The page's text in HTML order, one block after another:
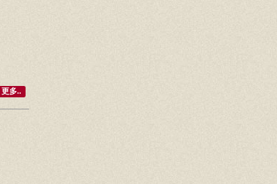
更多..